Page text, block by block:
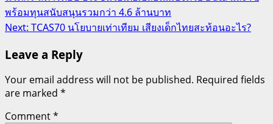
พร้อมทุนสนับสนุนรวมกว่า 4.6 ล้านบาท
Next: TCAS70 นโยบายเท่าเทียม เสียงเด็กไทยสะท้อนอะไร?
Leave a Reply
Your email address will not be published. Required fields
are marked *
Comment*